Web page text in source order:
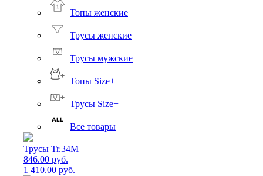
Топы женские
Трусы женские
Трусы мужские
Топы Size+
Трусы Size+
Все товары
Трусы Tr.34M
846.00 руб.
1 410.00 руб.